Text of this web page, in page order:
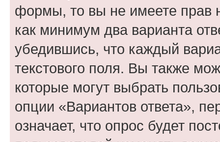
формы, то вы не имеете прав
как минимум два варианта
убедившись, что каждый
текстового поля. Вы также
которые могут выбрать
опции «Вариантов ответа»,
означает, что опрос будет